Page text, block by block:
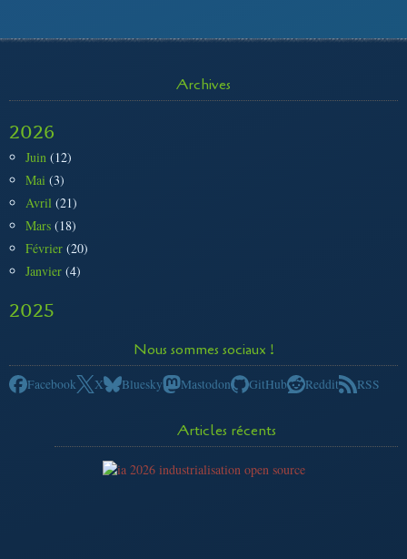
Archives
2026
Juin (12)
Mai (3)
Avril (21)
Mars (18)
Février (20)
Janvier (4)
2025
Nous sommes sociaux !
Facebook X Bluesky Mastodon GitHub Reddit RSS
Articles récents